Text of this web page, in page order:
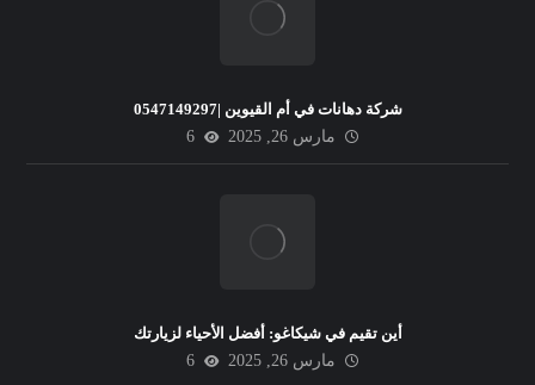
شركة دهانات في أم القيوين |0547149297
مارس 26, 2025
6
أين تقيم في شيكاغو: أفضل الأحياء لزيارتك
مارس 26, 2025
6